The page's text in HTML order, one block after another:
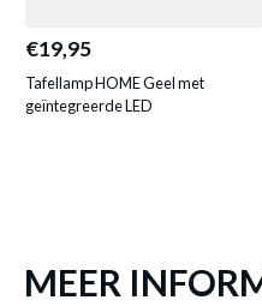
€19,95
Tafellamp HOME Geel met
geïntegreerde LED
MEER
Productnummer: Y11300057948
€ 17,60